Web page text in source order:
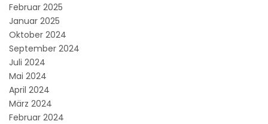
Februar 2025
Januar 2025
Oktober 2024
September 2024
Juli 2024
Mai 2024
April 2024
März 2024
Februar 2024